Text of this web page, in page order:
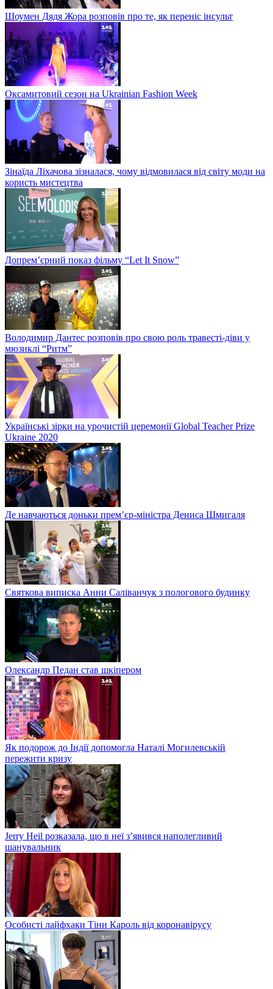
Шоумен Дядя Жора розповів про те, як переніс інсульт
Оксамитовий сезон на Ukrainian Fashion Week
Зінаїда Ліхачова зізналася, чому відмовилася від світу моди на
користь мистецтва
Допрем’єрний показ фільму “Let It Snow”
Володимир Дантес розповів про свою роль травесті-діви у
мюзиклі “Ритм”
Українські зірки на урочистій церемонії Global Teacher Prize
Ukraine 2020
Де навчаються доньки прем’єр-міністра Дениса Шмигаля
Святкова виписка Анни Саліванчук з пологового будинку
Олександр Педан став шкіпером
Як подорож до Індії допомогла Наталі Могилевській
пережити кризу
Jerry Heil розказала, що в неї з’явився наполегливий
шанувальник
Особисті лайфхаки Тіни Кароль від коронавірусу